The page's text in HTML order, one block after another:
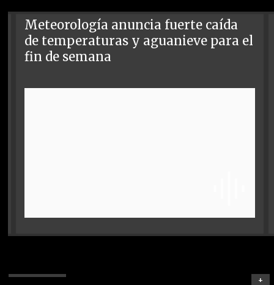
Meteorología anuncia fuerte caída
de temperaturas y aguanieve para el
fin de semana
+